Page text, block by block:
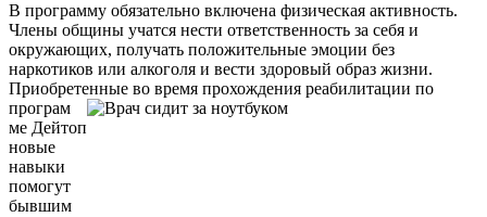
В программу обязательно включена физическая активность.
Члены общины учатся нести ответственность за себя и
окружающих, получать положительные эмоции без
наркотиков или алкоголя и вести здоровый образ жизни.
Приобретенные во время прохождения реабилитации по
програм
ме Дейтоп
новые
навыки
помогут
бывшим